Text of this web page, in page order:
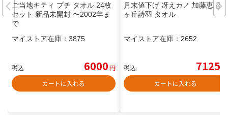
ご当地キティ プチ タオル 24枚
セット 新品未開封 〜2002年ま
で
マイストア在庫： 3875
税込 6000円
カートに入れる
月末値下げ 冴えカノ 加藤恵 霞
ヶ丘詩羽 タオル
マイストア在庫： 2652
税込 7125
カートに入れる